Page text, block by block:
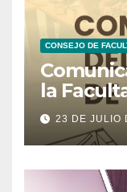
CONSEJO DE
la
23 DE JULIO